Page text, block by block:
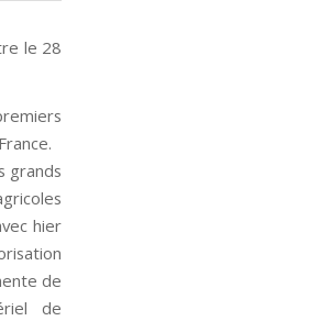
le 28
grands
hier
de
de